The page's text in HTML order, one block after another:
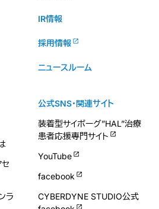
ラ
IR情報
採用情報
ニュースルーム
公式SNS・関連サイト
装着型サイボーグ”HAL”治療
患者応援専門サイト
YouTube
facebook
CYBERDYNE STUDIO公式